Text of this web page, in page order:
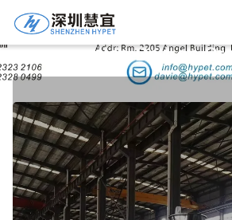
Detalles De Los